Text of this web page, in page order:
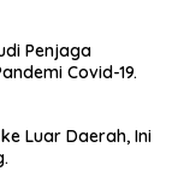
Penjaga
Covid-19.
Luar Daerah, Ini